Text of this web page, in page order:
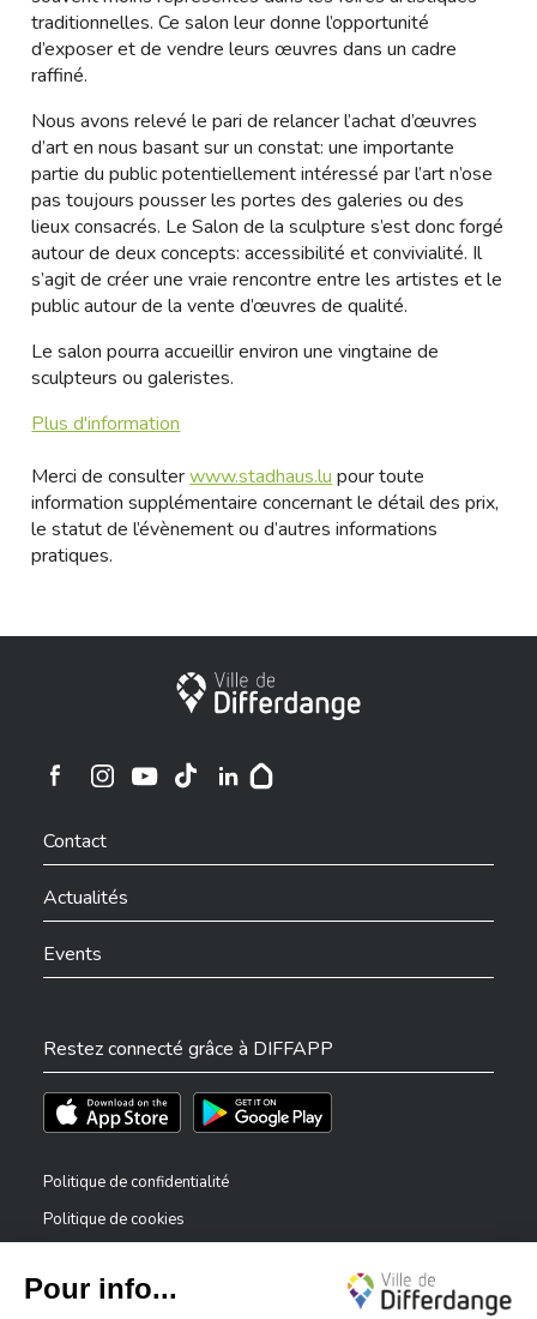
traditionnelles. Ce salon leur donne l’opportunité
d’exposer et de vendre leurs œuvres dans un cadre
raffiné.
Nous avons relevé le pari de relancer l’achat d’œuvres
d’art en nous basant sur un constat: une importante
partie du public potentiellement intéressé par l’art n’ose
pas toujours pousser les portes des galeries ou des
lieux consacrés. Le Salon de la sculpture s’est donc forgé
autour de deux concepts: accessibilité et convivialité. Il
s’agit de créer une vraie rencontre entre les artistes et le
public autour de la vente d’œuvres de qualité.
Le salon pourra accueillir environ une vingtaine de
sculpteurs ou galeristes.
Plus d'information
Merci de consulterwww.stadhaus.lu pour toute
information supplémentaire concernant le détail des prix,
le statut de l’évènement ou d’autres informations
pratiques.
Ville de Differdange
Ville de Differdange sur Instagram
Contact
Actualités
Events
Restez connecté grâce à DIFFAPP
Téléchargez l'app sur l'App StoreTéléchargez l'app sur Play Store
Politique de confidentialité
Politique de cookies
Déclaration d’accessibilité